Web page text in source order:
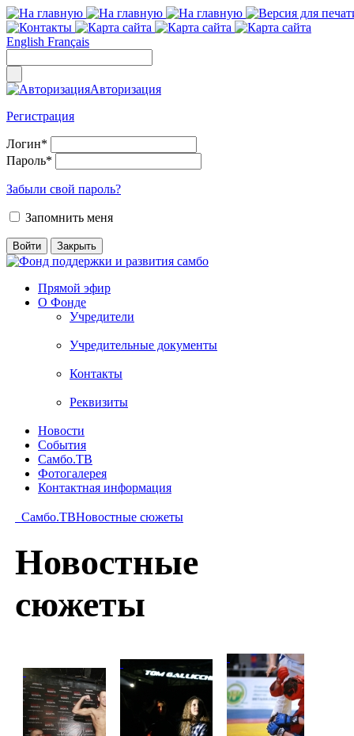
English Français
Авторизация
Регистрация
Логин*
Пароль*
Забыли свой пароль?
Запомнить меня
Прямой эфир
О Фонде
Учредители
Учредительные документы
Контакты
Реквизиты
Новости
События
Самбо.ТВ
Фотогалерея
Контактная информация
Самбо.ТВНовостные сюжеты
Новостные
сюжеты